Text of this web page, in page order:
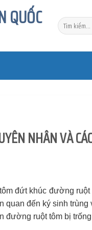
Tìm
kiếm:
NHÂN VÀ
tôm đứt khúc đường ruột
quan đến ký sinh
đường ruột tôm bị